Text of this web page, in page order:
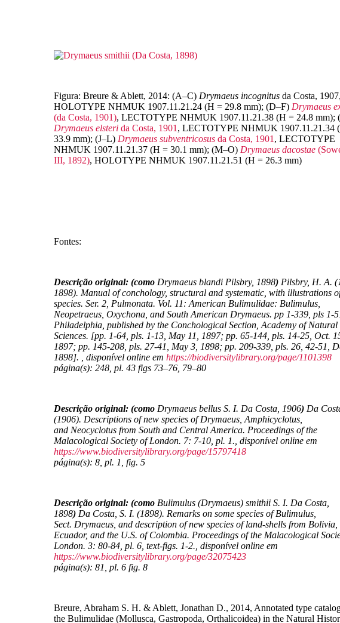
Figura: Breure & Ablett, 2014: (A–C) Drymaeus incognitus da Costa, 1907,
HOLOTYPE NHMUK 1907.11.21.24 (H = 29.8 mm); (D–F) Drymaeus
(da Costa, 1901), LECTOTYPE NHMUK 1907.11.21.38 (H = 24.8 mm);
Drymaeus elsteri da Costa, 1901 , LECTOTYPE NHMUK 1907.11.21.34
33.9 mm); (J–L) Drymaeus subventricosus da Costa, 1901 , LECTOTYPE
NHMUK 1907.11.21.37 (H = 30.1 mm); (M–O) Drymaeus dacostae
III, 1892), HOLOTYPE NHMUK 1907.11.21.51 (H = 26.3 mm)
Fontes:
Descrição original: (como Drymaeus blandi Pilsbry, 1898) Pilsbry, H. A.
1898). Manual of conchology, structural and systematic, with illustrations
species. Ser. 2, Pulmonata. Vol. 11: American Bulimulidae: Bulimulus,
Neopetraeus, Oxychona, and South American Drymaeus. pp 1-339, pls 1-
Philadelphia, published by the Conchological Section, Academy of Natural
Sciences. [pp. 1-64, pls. 1-13, May 11, 1897; pp. 65-144, pls. 14-25, Oct.
1897; pp. 145-208, pls. 27-41, May 3, 1898; pp. 209-339, pls. 26, 42-51,
1898]. , disponível online em https://biodiversitylibrary.org/page/1101398
página(s): 248, pl. 43 figs 73–76, 79–80
Descrição original: (como Drymaeus bellus S. I. Da Costa, 1906) Da
(1906). Descriptions of new species of Drymaeus, Amphicyclotus,
and Neocyclotus from South and Central America. Proceedings of the
Malacological Society of London. 7: 7-10, pl. 1., disponível online em
https://www.biodiversitylibrary.org/page/15797418
página(s): 8, pl. 1, fig. 5
Descrição original: (como Bulimulus (Drymaeus) smithii S. I. Da Costa,
1898) Da Costa, S. I. (1898). Remarks on some species of Bulimulus,
Sect. Drymaeus, and description of new species of land-shells from Bolivia,
Ecuador, and the U.S. of Colombia. Proceedings of the Malacological
London. 3: 80-84, pl. 6, text-figs. 1-2., disponível online em
https://www.biodiversitylibrary.org/page/32075423
página(s): 81, pl. 6 fig. 8
Breure, Abraham S. H. & Ablett, Jonathan D., 2014, Annotated type
the Bulimulidae (Mollusca, Gastropoda, Orthalicoidea) in the Natural